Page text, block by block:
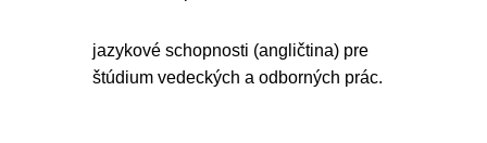
jazykové schopnosti (angličtina) pre
štúdium vedeckých a odborných prác.